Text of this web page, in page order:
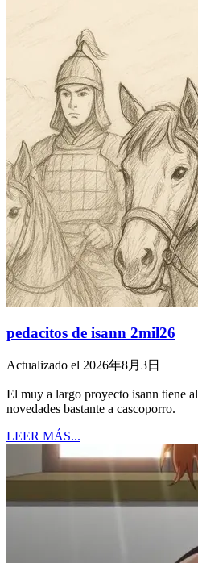
pedacitos de isann 2mil26
Actualizado el 2026年8月3日
El muy a largo proyecto isann tiene
novedades bastante a cascoporro.
LEER MÁS...